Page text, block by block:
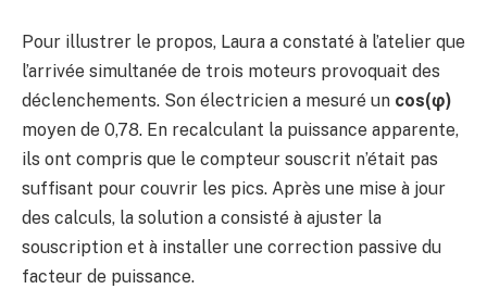
Pour illustrer le propos, Laura a constaté à l’atelier que
l’arrivée simultanée de trois moteurs provoquait des
déclenchements. Son électricien a mesuré un cos(φ)
moyen de 0,78. En recalculant la puissance apparente,
ils ont compris que le compteur souscrit n’était pas
suffisant pour couvrir les pics. Après une mise à jour
des calculs, la solution a consisté à ajuster la
souscription et à installer une correction passive du
facteur de puissance.